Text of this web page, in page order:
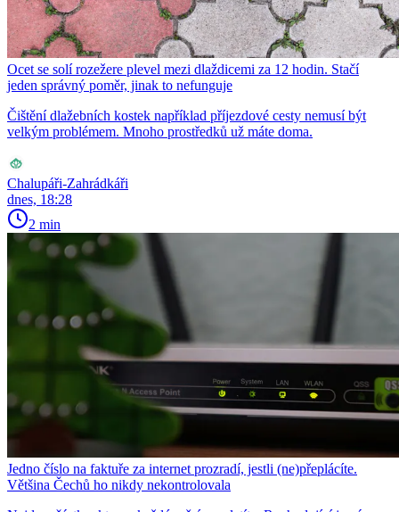
Ocet se solí rozežere plevel mezi dlaždicemi za 12 hodin. Stačí
jeden správný poměr, jinak to nefunguje
Čištění dlažebních kostek například příjezdové cesty nemusí být
velkým problémem. Mnoho prostředků už máte doma.
Chalupáři-Zahrádkáři
dnes, 18:28
2 min
Jedno číslo na faktuře za internet prozradí, jestli (ne)přeplácíte.
Většina Čechů ho nikdy nekontrolovala